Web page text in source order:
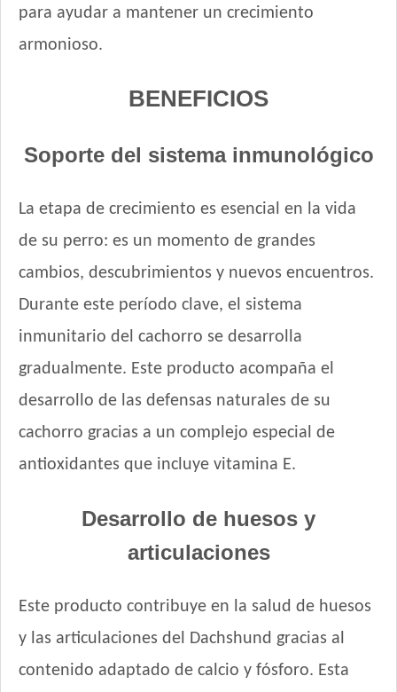
para ayudar a mantener un crecimiento
armonioso.
BENEFICIOS
Soporte del sistema inmunológico
La etapa de crecimiento es esencial en la vida
de su perro: es un momento de grandes
cambios, descubrimientos y nuevos encuentros.
Durante este período clave, el sistema
inmunitario del cachorro se desarrolla
gradualmente. Este producto acompaña el
desarrollo de las defensas naturales de su
cachorro gracias a un complejo especial de
antioxidantes que incluye vitamina E.​
Desarrollo de huesos y
articulaciones
Este producto contribuye en la salud de huesos
y las articulaciones del Dachshund gracias al
contenido adaptado de calcio y fósforo. Esta